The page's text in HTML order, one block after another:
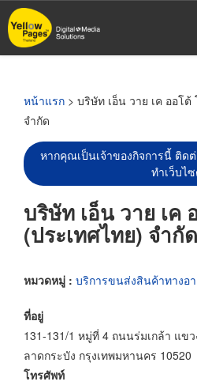
ข้าม
ไป
หน้าแรก > บริษัท เอ็น วาย เค ออโ
จำกัด
หากคุณเป็นเจ้าของกิจการนี้ ติด
ทำเว็บไ
บริษัท เอ็น วาย เค
(ประเทศไทย) จำกัด
หมวดหมู่ : บริการขนส่งสินค้าทางอ
ที่อยู่
131-131/1 หมู่ที่ 4 ถนนร่มเกล้า แข
ลาดกระบัง กรุงเทพมหานคร 10520
โทรศัพท์